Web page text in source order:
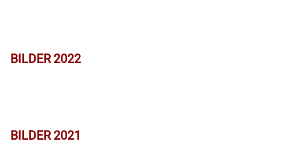
BILDER 2022
BILDER 2021